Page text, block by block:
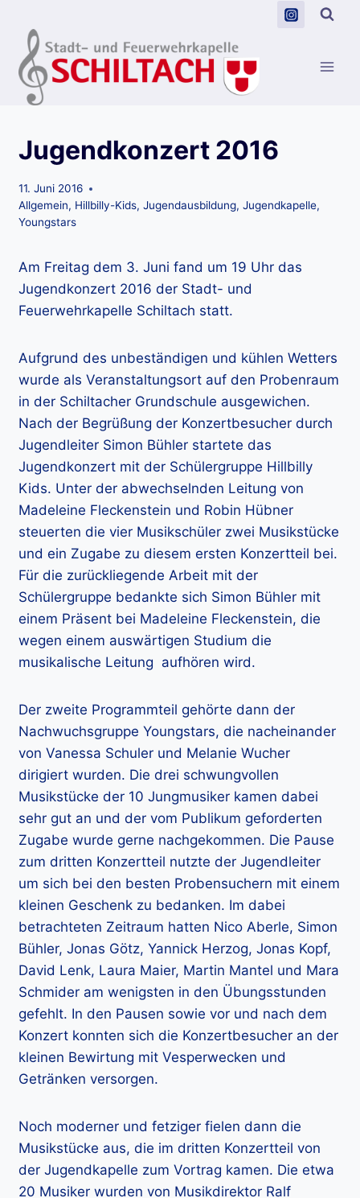
Inhalt
springen
Jugendkonzert 2016
11. Juni 2016
Allgemein, Hillbilly-Kids, Jugendausbildung, Jugendkapelle,
Youngstars
Am Freitag dem 3. Juni fand um 19 Uhr das
Jugendkonzert 2016 der Stadt- und
Feuerwehrkapelle Schiltach statt.
Aufgrund des unbeständigen und kühlen Wetters
wurde als Veranstaltungsort auf den Probenraum
in der Schiltacher Grundschule ausgewichen.
Nach der Begrüßung der Konzertbesucher durch
Jugendleiter Simon Bühler startete das
Jugendkonzert mit der Schülergruppe Hillbilly
Kids. Unter der abwechselnden Leitung von
Madeleine Fleckenstein und Robin Hübner
steuerten die vier Musikschüler zwei Musikstücke
und ein Zugabe zu diesem ersten Konzertteil bei.
Für die zurückliegende Arbeit mit der
Schülergruppe bedankte sich Simon Bühler mit
einem Präsent bei Madeleine Fleckenstein, die
wegen einem auswärtigen Studium die
musikalische Leitung aufhören wird.
Der zweite Programmteil gehörte dann der
Nachwuchsgruppe Youngstars, die nacheinander
von Vanessa Schuler und Melanie Wucher
dirigiert wurden. Die drei schwungvollen
Musikstücke der 10 Jungmusiker kamen dabei
sehr gut an und der vom Publikum geforderten
Zugabe wurde gerne nachgekommen. Die Pause
zum dritten Konzertteil nutzte der Jugendleiter
um sich bei den besten Probensuchern mit einem
kleinen Geschenk zu bedanken. Im dabei
betrachteten Zeitraum hatten Nico Aberle, Simon
Bühler, Jonas Götz, Yannick Herzog, Jonas Kopf,
David Lenk, Laura Maier, Martin Mantel und Mara
Schmider am wenigsten in den Übungsstunden
gefehlt. In den Pausen sowie vor und nach dem
Konzert konnten sich die Konzertbesucher an der
kleinen Bewirtung mit Vesperwecken und
Getränken versorgen.
Noch moderner und fetziger fielen dann die
Musikstücke aus, die im dritten Konzertteil von
der Jugendkapelle zum Vortrag kamen. Die etwa
20 Musiker wurden von Musikdirektor Ralf